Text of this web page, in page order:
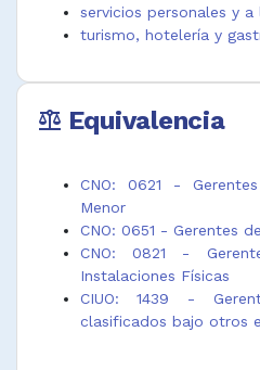
servicios personales y
turismo, hotelería y
balance Equivalencia
CNO: 0621 -
Menor
CNO: 0651 - Gerentes
CNO: 0821 -
Instalaciones Físicas
CIUO: 1439 -
clasificados bajo otros